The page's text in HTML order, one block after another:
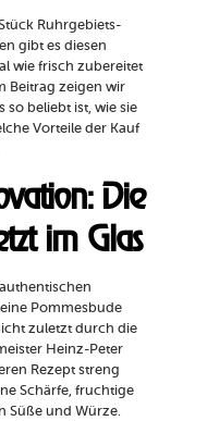
Ruhrgebiets-
gibt es diesen
wie frisch zubereitet
Beitrag zeigen wir
so beliebt ist, wie sie
Vorteile der Kauf
Die
im Glas
Pommesbude
zuletzt durch die
Heinz-Peter
Rezept streng
Schärfe, fruchtige
Süße und Würze.